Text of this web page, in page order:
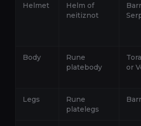
Helmet
Helm of
neitiznot
Body
Rune
platebody
or
Legs
Rune
platelegs